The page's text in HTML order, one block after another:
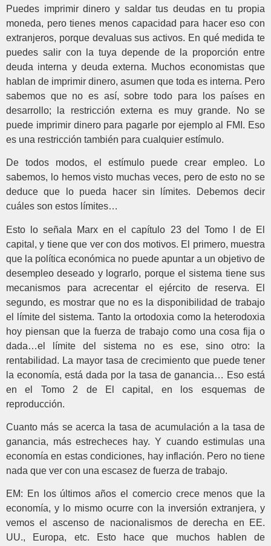
Puedes imprimir dinero y saldar tus deudas en tu propia
moneda, pero tienes menos capacidad para hacer eso con
extranjeros, porque devaluas sus activos. En qué medida te
puedes salir con la tuya depende de la proporción entre
deuda interna y deuda externa. Muchos economistas que
hablan de imprimir dinero, asumen que toda es interna. Pero
sabemos que no es así, sobre todo para los países en
desarrollo; la restricción externa es muy grande. No se
puede imprimir dinero para pagarle por ejemplo al FMI. Eso
es una restricción también para cualquier estímulo.
De todos modos, el estímulo puede crear empleo. Lo
sabemos, lo hemos visto muchas veces, pero de esto no se
deduce que lo pueda hacer sin límites. Debemos decir
cuáles son estos límites…
Esto lo señala Marx en el capítulo 23 del Tomo I de El
capital, y tiene que ver con dos motivos. El primero, muestra
que la política económica no puede apuntar a un objetivo de
desempleo deseado y lograrlo, porque el sistema tiene sus
mecanismos para acrecentar el ejército de reserva. El
segundo, es mostrar que no es la disponibilidad de trabajo
el límite del sistema. Tanto la ortodoxia como la heterodoxia
hoy piensan que la fuerza de trabajo como una cosa fija o
dada…el límite del sistema no es ese, sino otro: la
rentabilidad. La mayor tasa de crecimiento que puede tener
la economía, está dada por la tasa de ganancia… Eso está
en el Tomo 2 de El capital, en los esquemas de
reproducción.
Cuanto más se acerca la tasa de acumulación a la tasa de
ganancia, más estrecheces hay. Y cuando estimulas una
economía en estas condiciones, hay inflación. Pero no tiene
nada que ver con una escasez de fuerza de trabajo.
EM: En los últimos años el comercio crece menos que la
economía, y lo mismo ocurre con la inversión extranjera, y
vemos el ascenso de nacionalismos de derecha en EE.
UU., Europa, etc. Esto hace que muchos hablen de